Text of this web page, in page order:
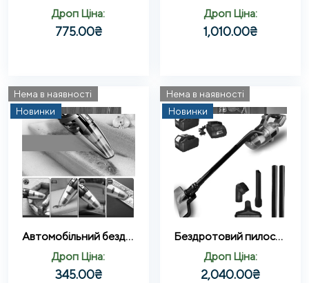
Дроп Ціна:
775.00₴
Дроп Ціна:
1,010.00₴
Нема в наявності
Новинки
Автомобільний бездротовий вакуумний пилосос Car vacuum cleaner
Дроп Ціна:
345.00₴
Нема в наявності
Новинки
Бездротовий пилосос з 2 акумуляторами 20В 4Ач і насадками Patuo Синій
Дроп Ціна:
2,040.00₴